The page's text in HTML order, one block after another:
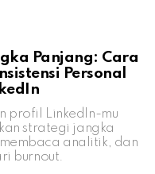
Panjang: Cara
Personal
profil LinkedIn-mu
strategi jangka
analitik, dan
burnout.